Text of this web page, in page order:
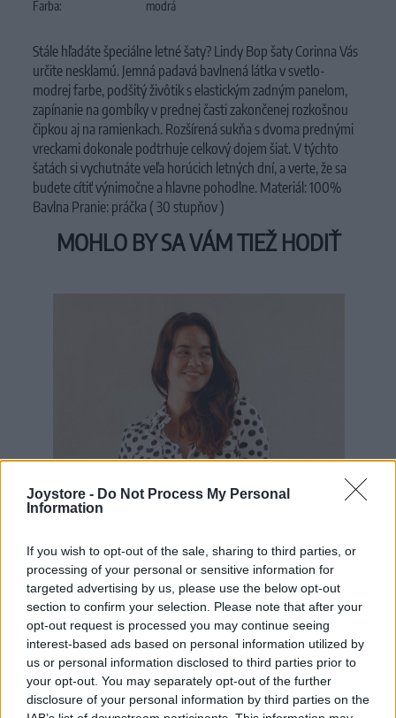
Joystore - Do Not Process My Personal
Information
If you wish to opt-out of the sale, sharing to third parties, or
processing of your personal or sensitive information for
targeted advertising by us, please use the below opt-out
section to confirm your selection. Please note that after your
opt-out request is processed you may continue seeing
interest-based ads based on personal information utilized by
us or personal information disclosed to third parties prior to
your opt-out. You may separately opt-out of the further
disclosure of your personal information by third parties on the
Farba:
modrá
Stále hľadáte špeciálne letné šaty? Lindy Bop šaty Corinna Vás
určite nesklamú. Jemná padavá bavlnená látka v svetlo-
modrej farbe, podšitý živôtik s elastickým zadným panelom,
zapínanie na gombíky v prednej časti zakončenej rozkošnou
čipkou aj na ramienkach. Rozšírená sukňa s dvoma prednými
vreckami dokonale podtrhuje celkový dojem šiat. V týchto
šatách si vychutnáte veľa horúcich letných dní, a verte, že sa
budete cítiť výnimočne a hlavne pohodlne. Materiál: 100%
Bavlna Pranie: práčka ( 30 stupňov )
MOHLO BY SA VÁM TIEŽ HODIŤ
M L XL